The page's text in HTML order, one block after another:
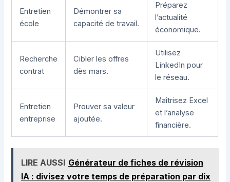
Entretien
école
Démontrer sa
capacité de travail.
Préparez
l’actualité
économique.
Recherche
contrat
Cibler les offres
dès mars.
Utilisez
LinkedIn pour
le réseau.
Entretien
entreprise
Prouver sa valeur
ajoutée.
Maîtrisez Excel
et l’analyse
financière.
LIRE AUSSI Générateur de fiches de révision
IA : divisez votre temps de préparation par dix